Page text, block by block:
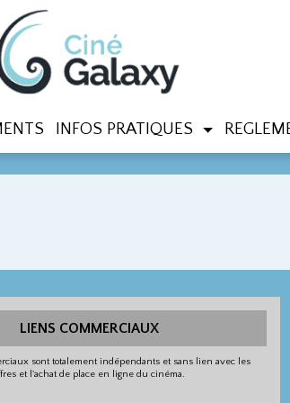
INFOS PRATIQUES
LIENS COMMERCIAUX
sont totalement indépendants et sans lien avec les
et l'achat de place en ligne du cinéma.